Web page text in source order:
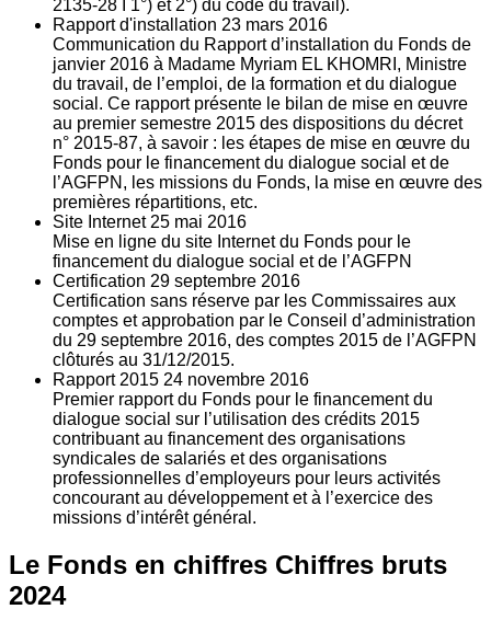
2135‐28 I 1°) et 2°) du code du travail).
Rapport d'installation 23 mars 2016
Communication du Rapport d’installation du Fonds de
janvier 2016 à Madame Myriam EL KHOMRI, Ministre
du travail, de l’emploi, de la formation et du dialogue
social. Ce rapport présente le bilan de mise en œuvre
au premier semestre 2015 des dispositions du décret
n° 2015-87, à savoir : les étapes de mise en œuvre du
Fonds pour le financement du dialogue social et de
l’AGFPN, les missions du Fonds, la mise en œuvre des
premières répartitions, etc.
Site Internet 25 mai 2016
Mise en ligne du site Internet du Fonds pour le
financement du dialogue social et de l’AGFPN
Certification 29 septembre 2016
Certification sans réserve par les Commissaires aux
comptes et approbation par le Conseil d’administration
du 29 septembre 2016, des comptes 2015 de l’AGFPN
clôturés au 31/12/2015.
Rapport 2015 24 novembre 2016
Premier rapport du Fonds pour le financement du
dialogue social sur l’utilisation des crédits 2015
contribuant au financement des organisations
syndicales de salariés et des organisations
professionnelles d’employeurs pour leurs activités
concourant au développement et à l’exercice des
missions d’intérêt général.
Le Fonds en chiffres Chiffres bruts
2024